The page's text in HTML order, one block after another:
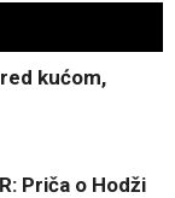
kućom,
Priča o Hodži